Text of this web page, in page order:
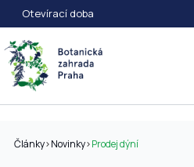
Otevírací doba
Články>Novinky>Prodej dýní